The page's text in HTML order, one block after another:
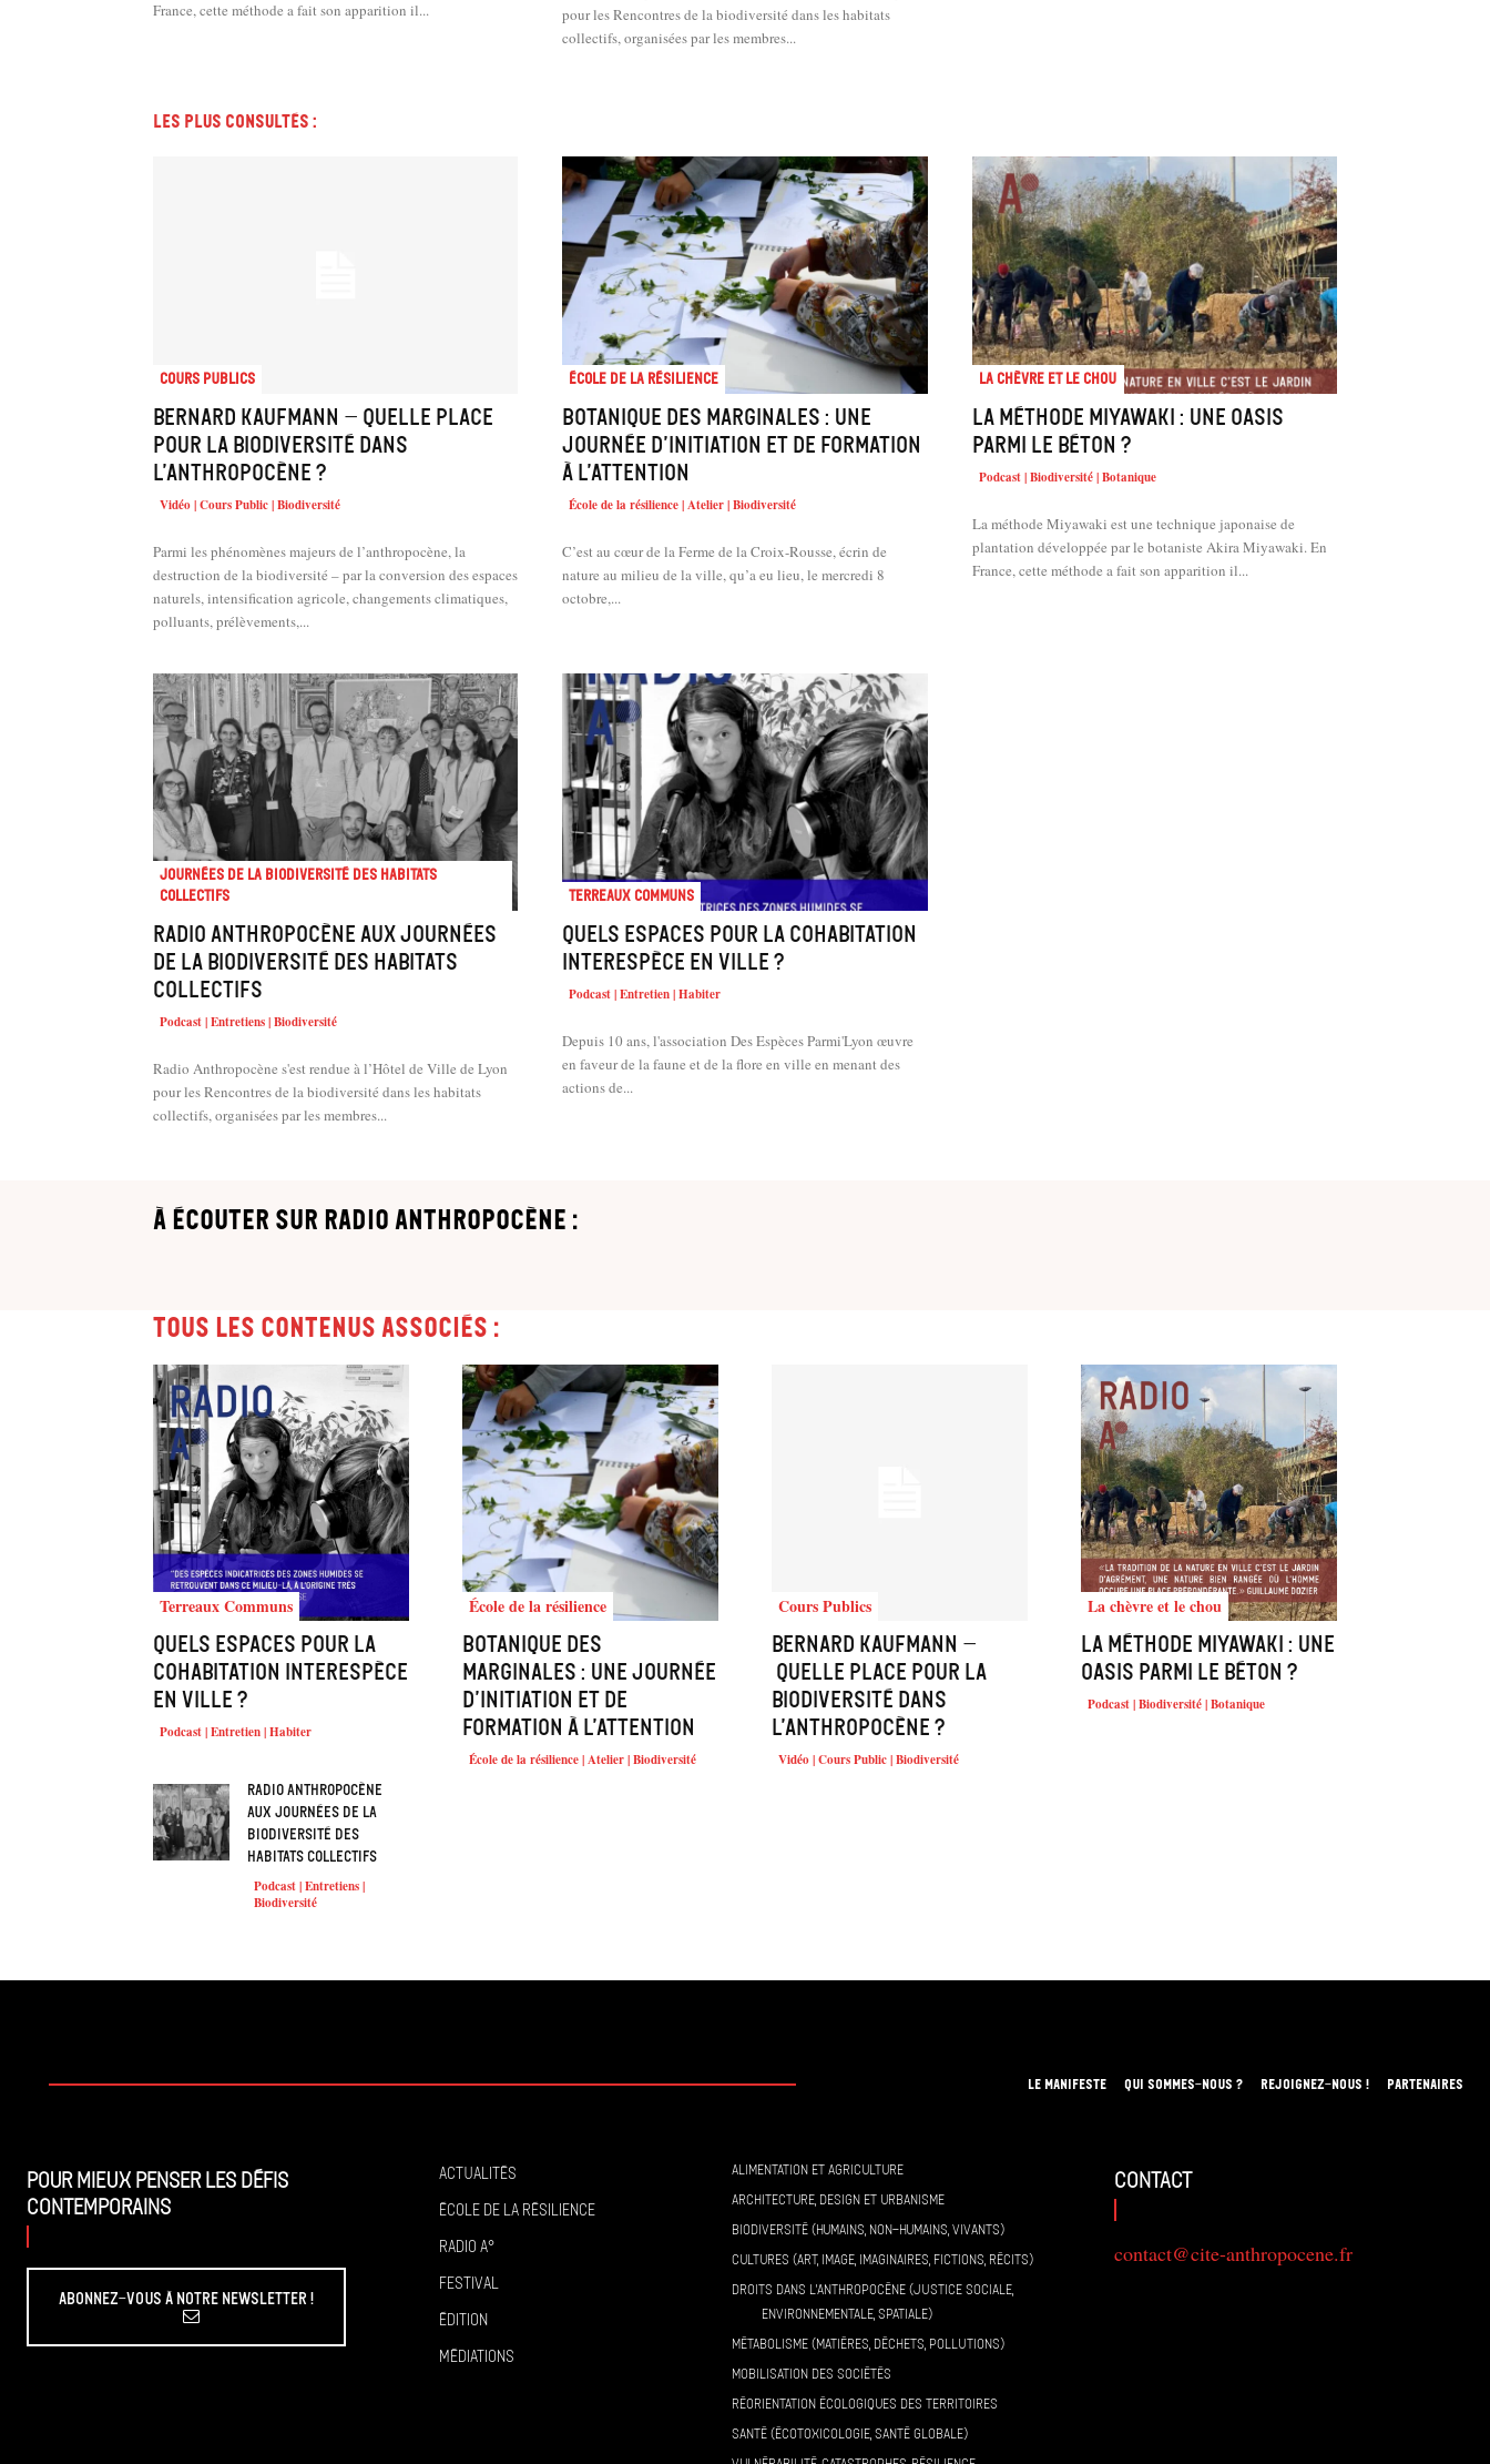
France, cette méthode a fait son apparition il...
pour les Rencontres de la biodiversité dans les habitats
collectifs, organisées par les membres...
Les plus consultés :
Cours Publics
Bernard Kaufmann – Quelle place
pour la biodiversité dans
l’anthropocène ?
Vidéo | Cours Public | Biodiversité
Parmi les phénomènes majeurs de l’anthropocène, la
destruction de la biodiversité – par la conversion des espaces
naturels, intensification agricole, changements climatiques,
polluants, prélèvements,...
École de la résilience
Botanique des marginales : une
journée d’initiation et de formation
à l’attention
École de la résilience | Atelier | Biodiversité
C’est au cœur de la Ferme de la Croix-Rousse, écrin de
nature au milieu de la ville, qu’a eu lieu, le mercredi 8
octobre,...
La chèvre et le chou
La méthode Miyawaki : une oasis
parmi le béton ?
Podcast | Biodiversité | Botanique
La méthode Miyawaki est une technique japonaise de
plantation développée par le botaniste Akira Miyawaki. En
France, cette méthode a fait son apparition il...
Journées de la biodiversité des habitats
collectifs
Radio Anthropocène aux journées
de la biodiversité des habitats
collectifs
Podcast | Entretiens | Biodiversité
Radio Anthropocène s'est rendue à l’Hôtel de Ville de Lyon
pour les Rencontres de la biodiversité dans les habitats
collectifs, organisées par les membres...
Terreaux Communs
Quels espaces pour la cohabitation
interespèce en ville ?
Podcast | Entretien | Habiter
Depuis 10 ans, l'association Des Espèces Parmi'Lyon œuvre
en faveur de la faune et de la flore en ville en menant des
actions de...
à écouter sur Radio Anthropocène :
Tous les contenus associés :
Terreaux Communs
Quels espaces pour la
cohabitation interespèce
en ville ?
Podcast | Entretien | Habiter
École de la résilience
Botanique des
marginales : une journée
d’initiation et de
formation à l’attention
École de la résilience | Atelier | Biodiversité
Cours Publics
Bernard Kaufmann –
Quelle place pour la
biodiversité dans
l’anthropocène ?
Vidéo | Cours Public | Biodiversité
La chèvre et le chou
La méthode Miyawaki : une
oasis parmi le béton ?
Podcast | Biodiversité | Botanique
Radio Anthropocène
aux journées de la
biodiversité des
habitats collectifs
Podcast | Entretiens |
Biodiversité
LE MANIFESTE QUI SOMMES-NOUS ? REJOIGNEZ-NOUS ! PARTENAIRES
Pour mieux penser les défis
contemporains
Abonnez-vous à Notre Newsletter !
Actualités
École de la résilience
Radio A°
Festival
Édition
Médiations
ALIMENTATION ET AGRICULTURE
ARCHITECTURE, DESIGN ET URBANISME
BIODIVERSITÉ (HUMAINS, NON-HUMAINS, VIVANTS)
CULTURES (ART, IMAGE, IMAGINAIRES, FICTIONS, RÉCITS)
DROITS DANS L’ANTHROPOCÈNE (JUSTICE SOCIALE,
ENVIRONNEMENTALE, SPATIALE)
MÉTABOLISME (MATIÈRES, DÉCHETS, POLLUTIONS)
MOBILISATION DES SOCIÉTÉS
RÉORIENTATION ÉCOLOGIQUES DES TERRITOIRES
SANTÉ (ÉCOTOXICOLOGIE, SANTÉ GLOBALE)
contact
contact@cite-anthropocene.fr